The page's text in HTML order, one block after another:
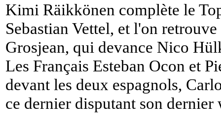
Kimi Räikkönen complète le
Sebastian Vettel, et l'on
Grosjean, qui devance Nico
Les Français Esteban Ocon et
devant les deux espagnols,
ce dernier disputant son dernier